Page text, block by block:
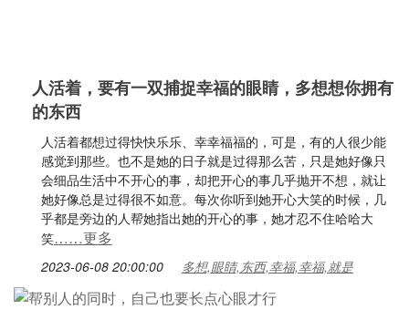
人活着，要有一双捕捉幸福的眼睛，多想想你拥有
的东西
人活着都想过得快快乐乐、幸幸福福的，可是，有的人很少能
感觉到那些。也不是她的日子就是过得那么苦，只是她好像只
会细品生活中不开心的事，却把开心的事几乎抛开不想，就让
她好像总是过得很不如意。每次你听到她开心大笑的时候，几
乎都是旁边的人帮她指出她的开心的事，她才忍不住哈哈大
笑……更多
2023-06-08 20:00:00 多想,眼睛,东西,幸福,幸福,就是